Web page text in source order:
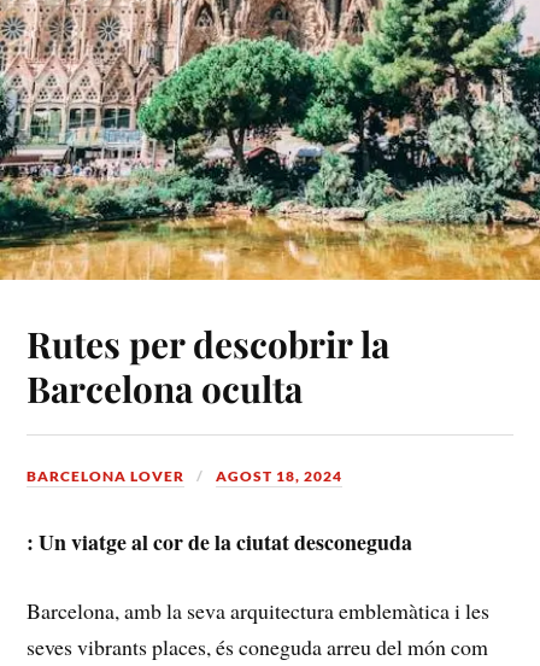
Rutes per descobrir la
Barcelona oculta
BARCELONA LOVER AGOST 18, 2024
:⁤ Un viatge al cor de la ⁣ciutat⁣ desconeguda
Barcelona, amb la ⁤seva arquitectura⁢ emblemàtica i les
⁤seves vibrants places, ‍és coneguda arreu ​del món com